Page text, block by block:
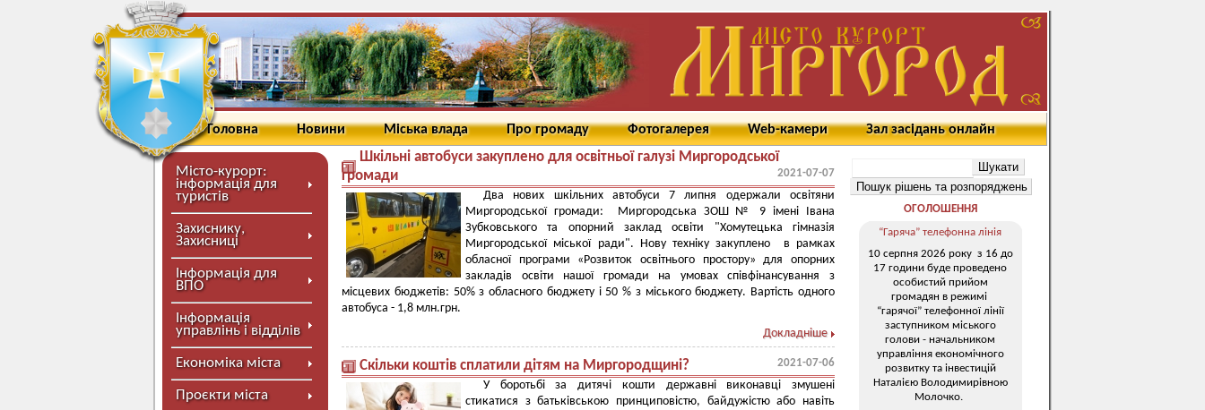
Головна Новини Міська влада Про громаду Фотогалерея Web-камери Зал засідань онлайн
Місто-курорт:
інформація для
туристів
Захиснику,
Захисниці
Інформація для
ВПО
Інформація
управлінь і відділів
Економіка міста
Проєкти міста
Шкільні автобуси закуплено для освітньої галузі Миргородської
громади
2021-07-07
Два нових шкільних автобуси 7 липня одержали освітяни
Миргородської громади: Миргородська ЗОШ № 9 імені Івана
Зубковського та опорний заклад освіти "Хомутецька гімназія
Миргородської міської ради". Нову техніку закуплено в рамках
обласної програми «Розвиток освітнього простору» для опорних
закладів освіти нашої громади на умовах співфінансування з
місцевих бюджетів: 50% з обласного бюджету і 50 % з міського бюджету. Вартість одного
автобуса - 1,8 млн.грн.
Докладніше
Скільки коштів сплатили дітям на Миргородщині? 2021-07-06
У боротьбі за дитячі кошти державні виконавці змушені
стикатися з батьківською принциповістю, байдужістю або навіть
ОГОЛОШЕННЯ
“Гаряча” телефонна лінія
10 серпня 2026 року з 16 до
17 години буде проведено
особистий прийом
громадян в режимі
“гарячої” телефонної лінії
заступником міського
голови - начальником
управління економічного
розвитку та інвестицій
Наталією Володимирівною
Молочко.